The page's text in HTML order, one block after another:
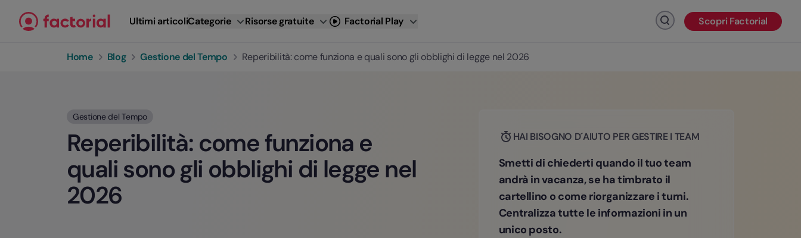
Ultimi articoliCategorie Risorse gratuite Factorial Play Fai clic per cercare
Scopri Factorial
Home Blog Gestione del Tempo Reperibilità: come funziona e quali sono gli obblighi di legge nel 2026
Gestione del Tempo
Reperibilità: come funziona e
quali sono gli obblighi di legge nel
2026
HAI BISOGNO D´AIUTO PER GESTIRE I TEAM
Smetti di chiederti quando il tuo team
andrà in vacanza, se ha timbrato il
cartellino o come riorganizzare i turni.
Centralizza tutte le informazioni in un
unico posto.